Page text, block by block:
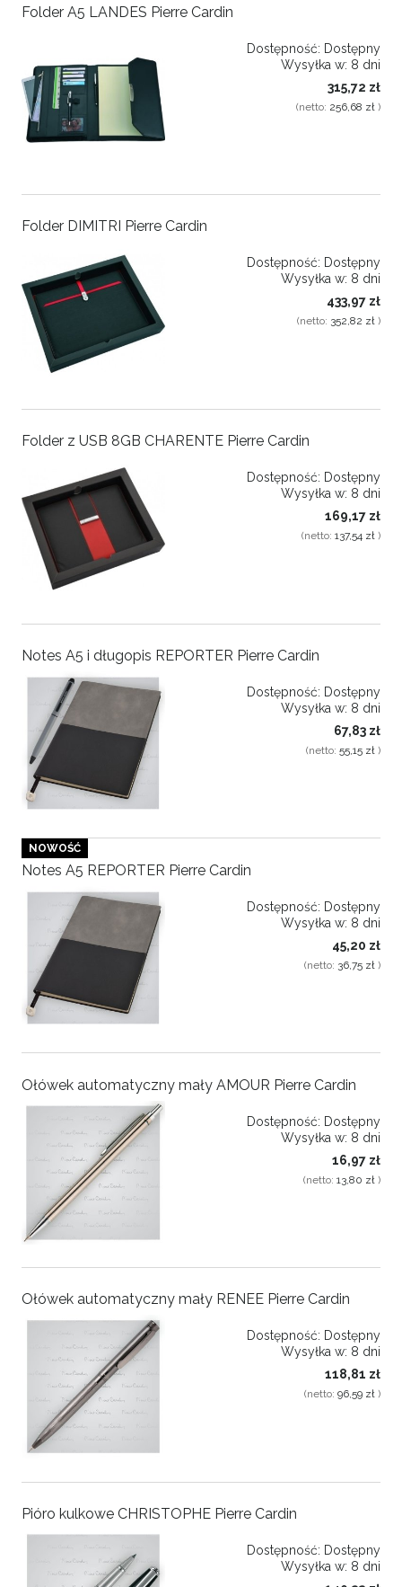
Folder A5 LANDES Pierre Cardin
Dostępność: Dostępny
Wysyłka w: 8 dni
315,72 zł
(netto: 256,68 zł )
Folder DIMITRI Pierre Cardin
Dostępność: Dostępny
Wysyłka w: 8 dni
433,97 zł
(netto: 352,82 zł )
Folder z USB 8GB CHARENTE Pierre Cardin
Dostępność: Dostępny
Wysyłka w: 8 dni
169,17 zł
(netto: 137,54 zł )
Notes A5 i długopis REPORTER Pierre Cardin
Dostępność: Dostępny
Wysyłka w: 8 dni
67,83 zł
(netto: 55,15 zł )
Notes A5 REPORTER Pierre Cardin
Dostępność: Dostępny
Wysyłka w: 8 dni
45,20 zł
(netto: 36,75 zł )
NOWOŚĆ
Ołówek automatyczny mały AMOUR Pierre Cardin
Dostępność: Dostępny
Wysyłka w: 8 dni
16,97 zł
(netto: 13,80 zł )
Ołówek automatyczny mały RENEE Pierre Cardin
Dostępność: Dostępny
Wysyłka w: 8 dni
118,81 zł
(netto: 96,59 zł )
Pióro kulkowe CHRISTOPHE Pierre Cardin
Dostępność: Dostępny
Wysyłka w: 8 dni